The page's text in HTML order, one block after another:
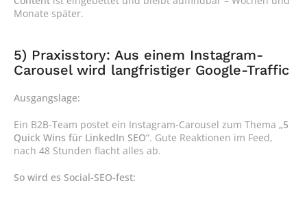
Monate später.
5) Praxisstory: Aus einem Instagram-
Carousel wird langfristiger Google-Traffic
Ausgangslage:
Ein B2B-Team postet ein Instagram-Carousel zum Thema „5
Quick Wins für LinkedIn SEO“. Gute Reaktionen im Feed,
nach 48 Stunden flacht alles ab.
So wird es Social-SEO-fest: